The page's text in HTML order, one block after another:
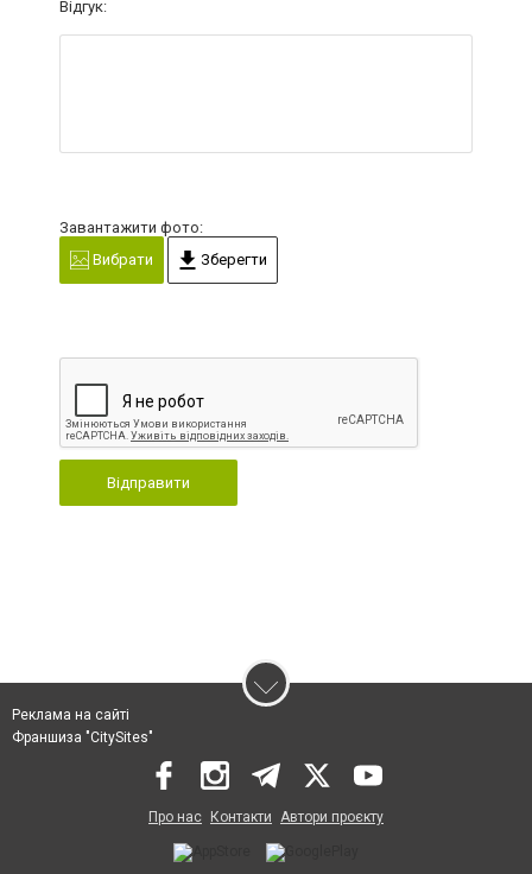
Відгук:
Завантажити фото:
Вибрати
Зберегти
Відправити
Реклама на сайті
Франшиза "CitySites"
Про нас Контакти Автори проєкту